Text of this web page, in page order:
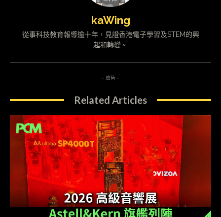
kaWing
從事科技教育報導逾十年，見證香港電子學習及STEM的興
起和轉變。
- 廣告 -
Related Articles